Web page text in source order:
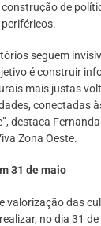
de
seguem
é construir
mais justas
conectadas
destaca
Zona Oeste.
31 de maio
valorização das
no dia 31